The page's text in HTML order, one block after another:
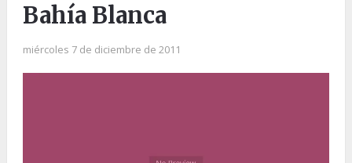
Bahía Blanca
miércoles 7 de diciembre de 2011